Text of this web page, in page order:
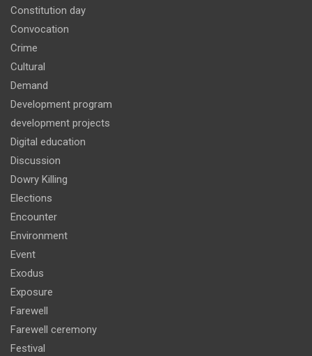
Constitution day
Convocation
Crime
Cultural
Demand
Development program
development projects
Digital education
Discussion
Dowry Killing
Elections
Encounter
Environment
Event
Exodus
Exposure
Farewell
Farewell ceremony
Festival